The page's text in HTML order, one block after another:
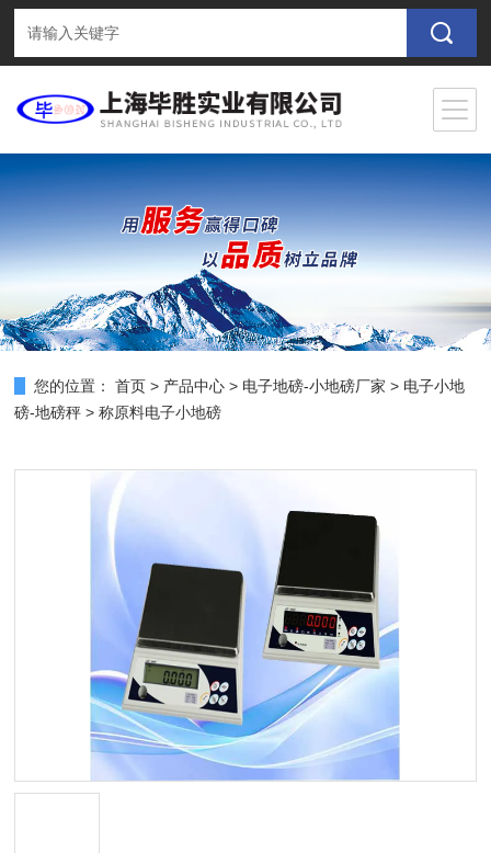
您的位置： 首页 > 产品中心 > 电子地磅-小地磅厂家 > 电子小地
磅-地磅秤 > 称原料电子小地磅